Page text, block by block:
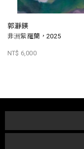
郭瀞鎂
非洲紫羅蘭，2025
NT$ 6,000